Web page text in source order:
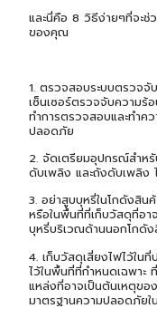
และนี่คือ 8 วิธีง่ายๆที่จะช่
ของคุณ
1. ตรวจสอบระบบตรวจ
เซ็นเซอร์ตรวจจับความร้
ทำการตรวจสอบและทำคว
ปลอดภัย
2. จัดเตรียมอุปกรณ์สำห
ดับเพลิง และถังดับเพลิง
3. อย่าสูบบุหรี่ในโกดังสิน
หรือในพื้นที่ที่เก็บวัสดุที่อ
บุหรี่บริเวณด้านนอกโกดัง
4. เก็บวัสดุเสี่ยงไฟไว้ใน
ไว้ในพื้นที่ที่กำหนดเฉพาะ
แหล่งที่อาจเป็นต้นเหตุขอ
มาตรฐานความปลอดภัยใ